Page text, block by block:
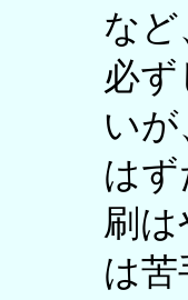
な
必
い
は
刷は
は